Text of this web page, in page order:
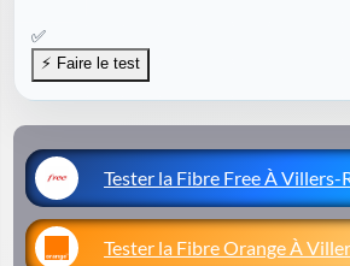
✅
Tester la Fibre Free À Villers-
Tester la Fibre Orange À